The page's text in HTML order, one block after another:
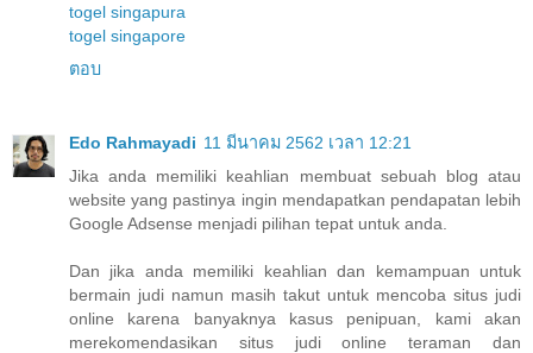
togel singapura
togel singapore
ตอบ
Edo Rahmayadi 11 มีนาคม 2562 เวลา 12:21
Jika anda memiliki keahlian membuat sebuah blog atau
website yang pastinya ingin mendapatkan pendapatan lebih
Google Adsense menjadi pilihan tepat untuk anda.
Dan jika anda memiliki keahlian dan kemampuan untuk
bermain judi namun masih takut untuk mencoba situs judi
online karena banyaknya kasus penipuan, kami akan
merekomendasikan situs judi online teraman dan